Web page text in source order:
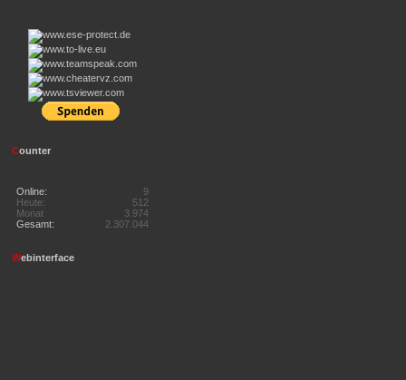
Counter
Online:
9
Heute:
512
Monat
3.974
Gesamt:
2.307.044
Webinterface